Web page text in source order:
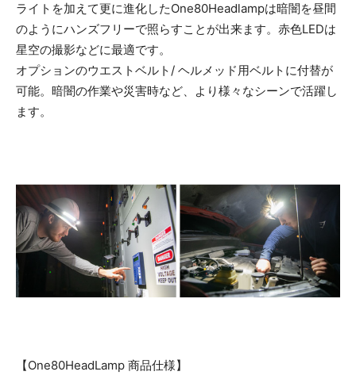
ライトを加えて更に進化したOne80Headlampは暗闇を昼間
のようにハンズフリーで照らすことが出来ます。赤色LEDは
星空の撮影などに最適です。
オプションのウエストベルト/ ヘルメッド用ベルトに付替が
可能。暗闇の作業や災害時など、より様々なシーンで活躍し
ます。
【One80HeadLamp 商品仕様】